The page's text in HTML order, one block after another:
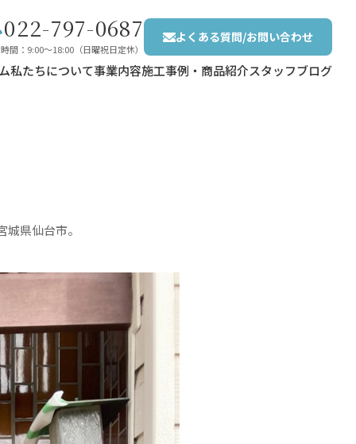
022-797-0687
間：9:00〜18:00（日曜祝日定休）
よくある質問/お問い合わせ
私たちについて事業内容施工事例・商品紹介スタッフブログ
県仙台市。